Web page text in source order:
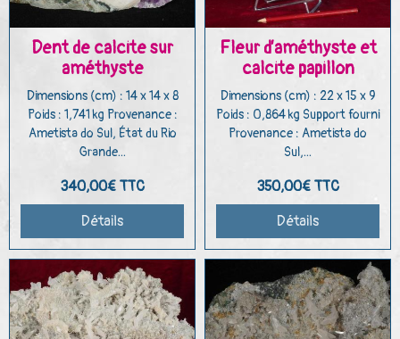
Dent de calcite sur
améthyste
Dimensions (cm) : 14 x 14 x 8
Poids : 1,741 kg Provenance :
Ametista do Sul, État du Rio
Grande...
340,00€ TTC
Détails
Fleur d’améthyste et
calcite papillon
Dimensions (cm) : 22 x 15 x 9
Poids : 0,864 kg Support fourni
Provenance : Ametista do
Sul,...
350,00€ TTC
Détails